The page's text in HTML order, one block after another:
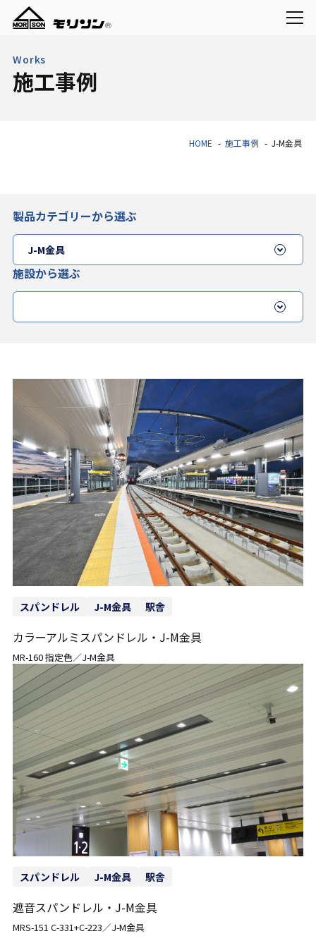
Works
施工事例
HOME 施工事例 J-M金具
製品カテゴリーから選ぶ
施設から選ぶ
スパンドレル J-M金具 駅舎
カラーアルミスパンドレル・J-M金具
MR-160 指定色／J-M金具
スパンドレル J-M金具 駅舎
遮音スパンドレル・J-M金具
MRS-151 C-331+C-223／J-M金具